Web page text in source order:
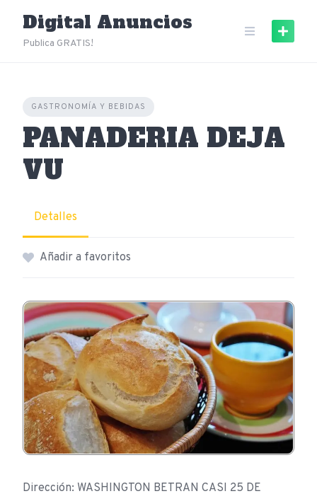
content
Digital Anuncios
Publica GRATIS!
GASTRONOMÍA Y BEBIDAS
PANADERIA DEJA
VU
Detalles
Añadir a favoritos
Dirección: WASHINGTON BETRAN CASI 25 DE